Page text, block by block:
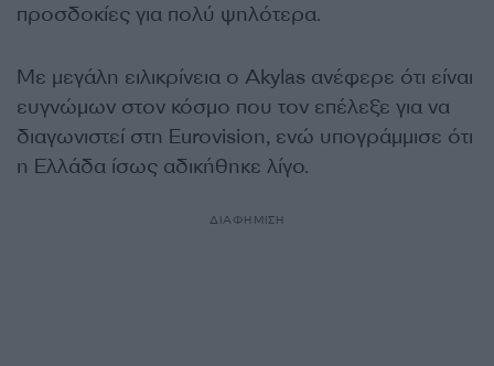
προσδοκίες για πολύ ψηλότερα.
Με μεγάλη ειλικρίνεια ο Akylas ανέφερε ότι είναι
ευγνώμων στον κόσμο που τον επέλεξε για να
διαγωνιστεί στη Eurovision, ενώ υπογράμμισε ότι
η Ελλάδα ίσως αδικήθηκε λίγο.
ΔΙΑΦΗΜΙΣΗ